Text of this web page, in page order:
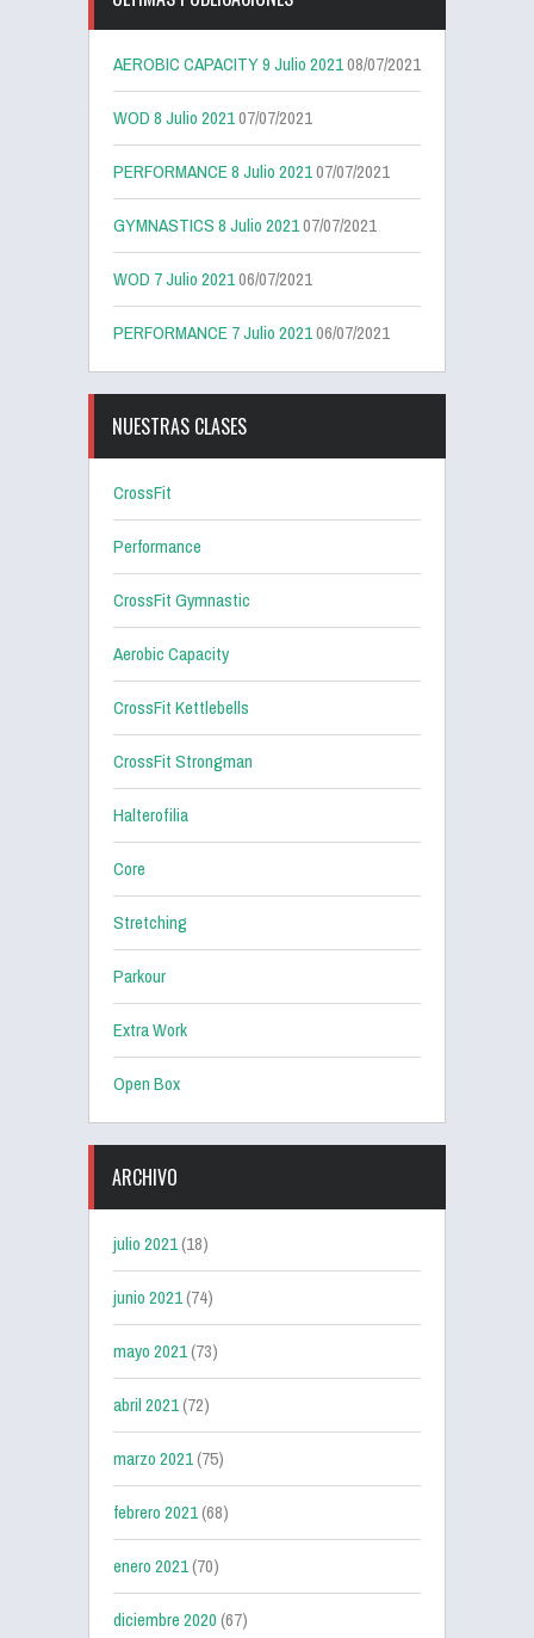
AEROBIC CAPACITY 9 Julio 202108/07/2021
WOD 8 Julio 202107/07/2021
PERFORMANCE 8 Julio 202107/07/2021
GYMNASTICS 8 Julio 202107/07/2021
WOD 7 Julio 202106/07/2021
PERFORMANCE 7 Julio 202106/07/2021
NUESTRAS CLASES
CrossFit
Performance
CrossFit Gymnastic
Aerobic Capacity
CrossFit Kettlebells
CrossFit Strongman
Halterofilia
Core
Stretching
Parkour
Extra Work
Open Box
ARCHIVO
julio 2021(18)
junio 2021(74)
mayo 2021(73)
abril 2021(72)
marzo 2021(75)
febrero 2021(68)
enero 2021(70)
diciembre 2020(67)